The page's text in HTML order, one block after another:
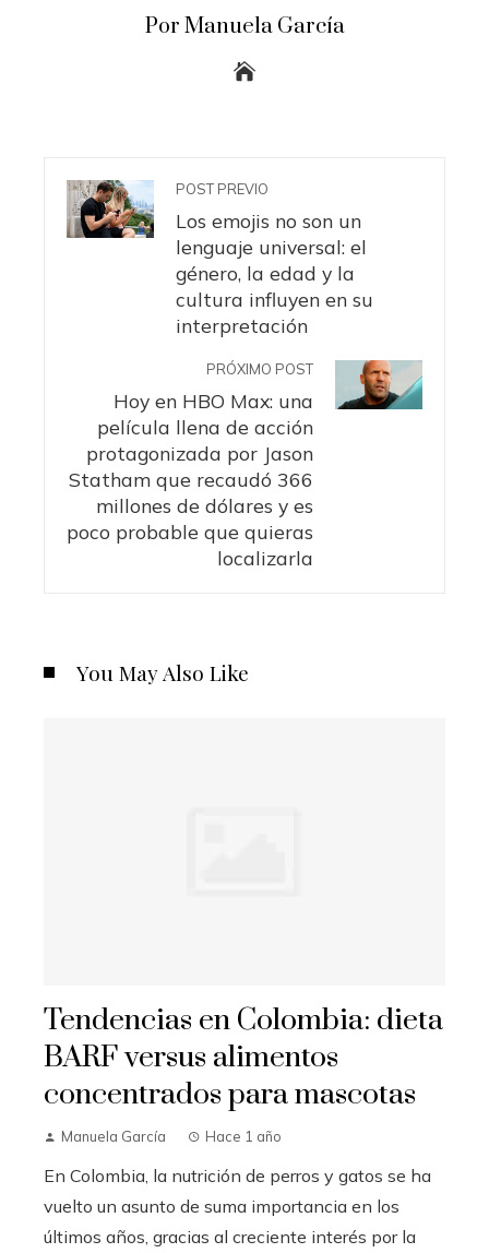
Por Manuela García
POST PREVIO
Los emojis no son un
lenguaje universal: el
género, la edad y la
cultura influyen en su
interpretación
PRÓXIMO POST
Hoy en HBO Max: una
película llena de acción
protagonizada por Jason
Statham que recaudó 366
millones de dólares y es
poco probable que quieras
localizarla
You May Also Like
Tendencias en Colombia: dieta
BARF versus alimentos
concentrados para mascotas
Manuela García Hace 1 año
En Colombia, la nutrición de perros y gatos se ha
vuelto un asunto de suma importancia en los
últimos años, gracias al creciente interés por la